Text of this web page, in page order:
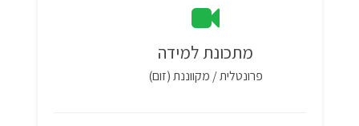
מתכונת למידה
פרונטלית / מקווננת (זום)